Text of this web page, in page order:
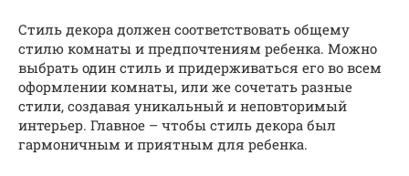
Стиль декора должен соответствовать общему
стилю комнаты и предпочтениям ребенка. Можно
выбрать один стиль и придерживаться его во всем
оформлении комнаты, или же сочетать разные
стили, создавая уникальный и неповторимый
интерьер. Главное – чтобы стиль декора был
гармоничным и приятным для ребенка.